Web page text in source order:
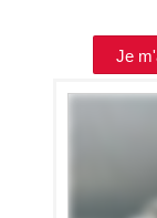
Je